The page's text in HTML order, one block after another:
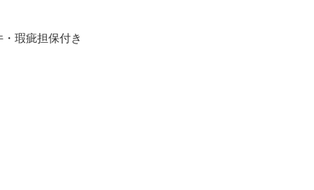
瑕疵担保付き